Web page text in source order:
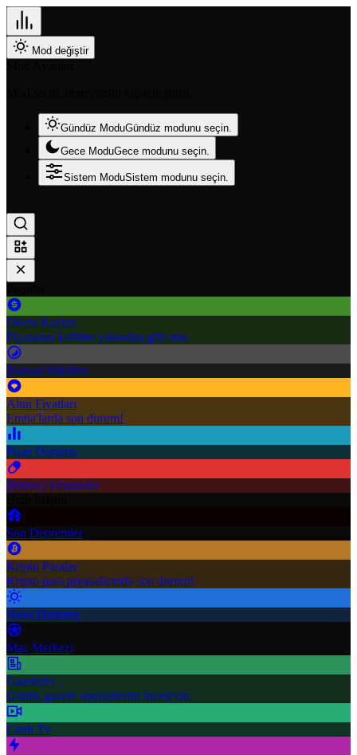
Mod değiştir
Gündüz ModuGündüz modunu seçin.
Gece ModuGece modunu seçin.
Sistem ModuSistem modunu seçin.
Döviz Kurları
Piyasanın kalbine yakından göz atın.
Namaz Vakitleri
Altın Fiyatları
Emtia'larda son durum!
Puan Durumu
Nöbetçi Eczaneler
Son Depremler
Kripto Paralar
Kripto para piyasalarında son durum!
Hava Durumu
Maç Merkezi
Gazeteler
Günün gazete manşetlerini inceleyin.
Canlı Tv